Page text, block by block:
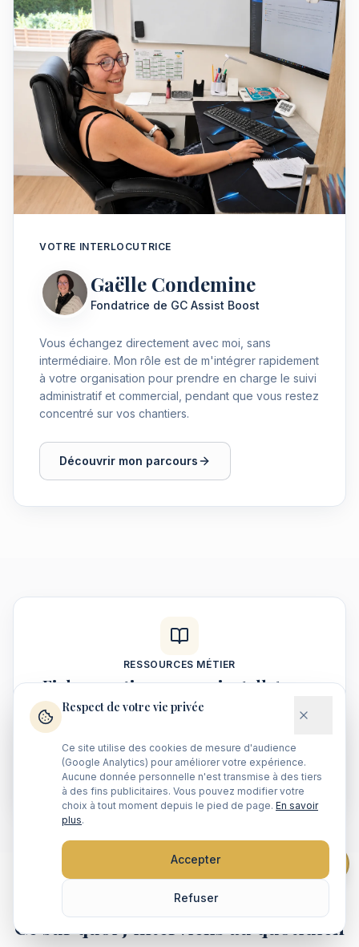
VOTRE INTERLOCUTRICE
Gaëlle Condemine
Fondatrice de GC Assist Boost
Vous échangez directement avec moi, sans
intermédiaire. Mon rôle est de m'intégrer rapidement
à votre organisation pour prendre en charge le suivi
administratif et commercial, pendant que vous restez
concentré sur vos chantiers.
Découvrir mon parcours
RESSOURCES MÉTIER
Fiches pratiques pour installateurs
sécurité électronique
Normes, pilotage, RGPD, technologies vidéo : des
repères concrets, à lire en quelques minutes.
Voir les ressources
SUJETS CONCRETS
Ce sur quoi j'interviens au quotidien
Besoin d'un rappel ?
Respect de votre vie privée
Ce site utilise des cookies de mesure d'audience
(Google Analytics) pour améliorer votre expérience.
Aucune donnée personnelle n'est transmise à des tiers
à des fins publicitaires. Vous pouvez modifier votre
choix à tout moment depuis le pied de page. En savoir
plus.
Accepter
Refuser